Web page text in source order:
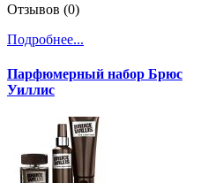
Отзывов (0)
Подробнее...
Парфюмерный набор Брюс
Уиллис